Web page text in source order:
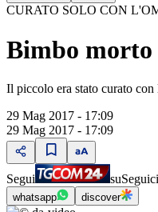
CURATO SOLO CON
Bimbo morto
Il piccolo era stato curato
29 Mag 2017 - 17:09
29 Mag 2017 - 17:09
Segui su
whatsapp discover